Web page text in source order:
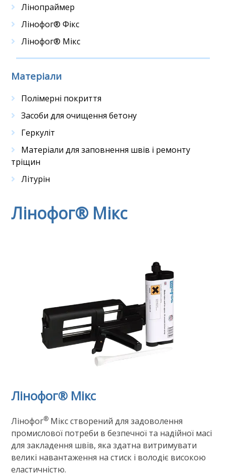
Лінопраймер
Лінофог® Фікс
Лінофог® Мікс
Матеріали
Полімерні покриття
Засоби для очищення бетону
Геркуліт
Матеріали для заповнення швів і ремонту
тріщин
Літурін
Лінофог® Мікс
Лінофог® Мікс
Лінофог® Мікс створений для задоволення
промислової потреби в безпечної та надійної масі
для закладення швів, яка здатна витримувати
великі навантаження на стиск і володіє високою
еластичністю.